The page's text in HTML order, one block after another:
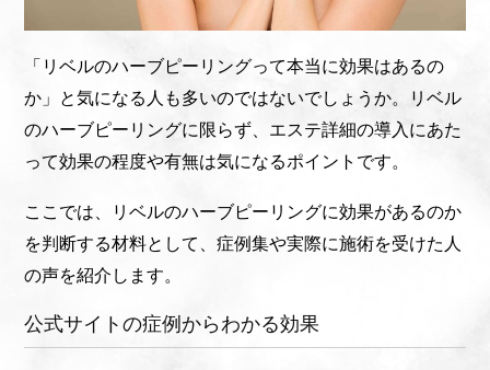
「リベルのハーブピーリングって本当に効果はあるの
か」と気になる人も多いのではないでしょうか。リベル
のハーブピーリングに限らず、エステ詳細の導入にあた
って効果の程度や有無は気になるポイントです。
ここでは、リベルのハーブピーリングに効果があるのか
を判断する材料として、症例集や実際に施術を受けた人
の声を紹介します。
公式サイトの症例からわかる効果